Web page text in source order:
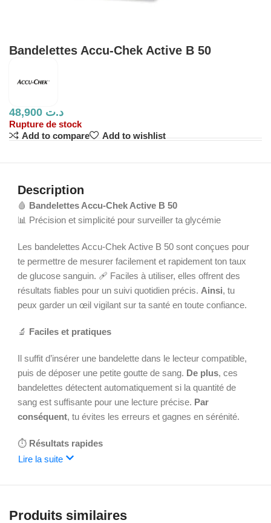
Bandelettes Accu-Chek Active B 50
د.ت
Rupture de stock
Add to compare
Add to wishlist
Description
🩸 Bandelettes Accu-Chek Active B 50
📊 Précision et simplicité pour surveiller ta glycémie
Les bandelettes Accu-Chek Active B 50 sont conçues pour
te permettre de mesurer facilement et rapidement ton taux
de glucose sanguin. 🩹 Faciles à utiliser, elles offrent des
résultats fiables pour un suivi quotidien précis. Ainsi, tu
peux garder un œil vigilant sur ta santé en toute confiance.
🔬 Faciles et pratiques
Il suffit d’insérer une bandelette dans le lecteur compatible,
puis de déposer une petite goutte de sang. De plus, ces
bandelettes détectent automatiquement si la quantité de
sang est suffisante pour une lecture précise. Par
conséquent, tu évites les erreurs et gagnes en sérénité.
⏱️ Résultats rapides
affichée clairement.Grâce à cela, tu peux ajuster
besoins. Leur format compact permet de les transporter
Lire la suite
Produits similaires